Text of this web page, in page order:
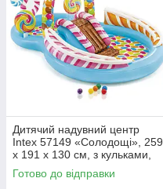
Дитячий надувний центр
Intex 57149 «Солодощі», 259
х 191 х 130 см, з кульками,
гіркою і фонтаном
Готово до відправки